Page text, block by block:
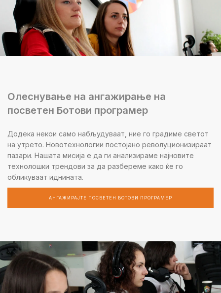
Олеснување на ангажирање на
посветен Ботови програмер
Додека некои само набљудуваат, ние го градиме светот
на утрето. Новотехнологии постојано револуционизираат
пазари. Нашата мисија е да ги анализираме најновите
технолошки трендови за да разбереме како ќе го
обликуваат иднината.
АНГАЖИРАЈТЕ ПОСВЕТЕН БОТОВИ ПРОГРАМЕР